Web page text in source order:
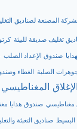
المصنعة لصناديق
تغليف صديقة للبيئة
صندوق الإعداد الصلب
الصلبة الغطاء
المغناطيسي
مغناطيسي صندوق هدايا
البسيط صناديق التعبئة